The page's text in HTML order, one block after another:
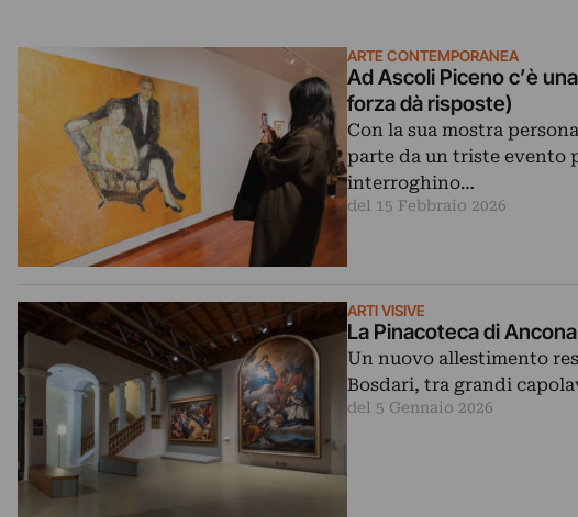
ARTE CONTEMPORANEA
Ad Ascoli Piceno c’è
forza dà risposte)
Con la sua mostra
parte da un triste evento
interroghino…
del 15 Febbraio 2026
ARTI VISIVE
La Pinacoteca di
Un nuovo allestimento
Bosdari, tra grandi
del 5 Gennaio 2026